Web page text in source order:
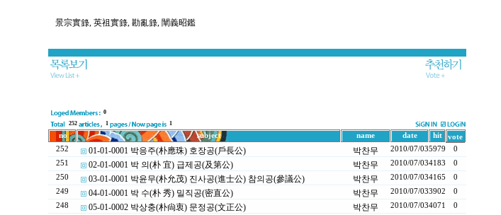
景宗實錄, 英祖實錄, 勘亂錄, 闡義昭鑑
0
252
1 1
no subject name date hit
vote
252
01-01-0001 박응주(朴應珠) 호장공(戶長公) 박찬무 2010/07/035979
0
251
02-01-0001 박 의(朴 宜) 급제공(及第公) 박찬무 2010/07/034183
0
250
03-01-0001 박윤무(朴允茂) 진사공(進士公) 참의공(參議公) 박찬무 2010/07/034165
0
249
04-01-0001 박 수(朴 秀) 밀직공(密直公) 박찬무 2010/07/033902
0
248
05-01-0002 박상충(朴尙衷) 문정공(文正公) 박찬무 2010/07/034071
0